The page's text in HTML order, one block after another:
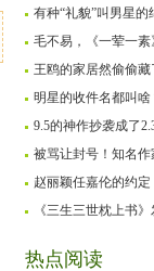
有种“礼貌”叫男星
毛不易，《一荤一素
王鸥的家居然偷偷
明星的收件名都叫
9.5的神作抄袭成了
被骂让封号！知名
赵丽颖任嘉伦的约定
《三生三世枕上书
热点阅读